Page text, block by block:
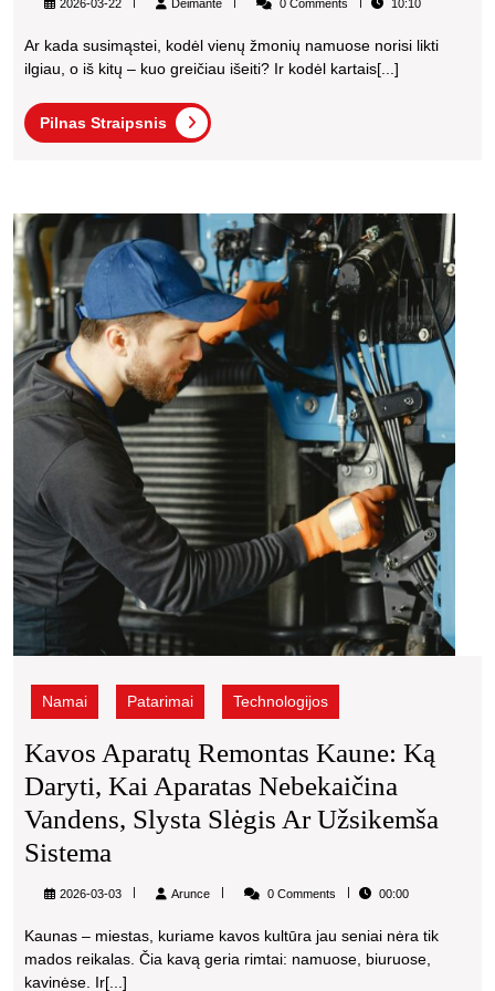
2026-03-22 Deimante 0 Comments 10:10
Ar kada susimąstei, kodėl vienų žmonių namuose norisi likti
ilgiau, o iš kitų – kuo greičiau išeiti? Ir kodėl kartais[...]
Pilnas Straipsnis
Pilnas
Straipsnis
ką
kai
Namai Patarimai Technologijos
Kavos Aparatų Remontas Kaune: Ką
Daryti, Kai Aparatas Nebekaičina
Vandens, Slysta Slėgis Ar Užsikemša
Sistema
Aparatų
Kaune:
Ką
2026-03-03 ArunceArunce 0 Comments 00:00
Kaunas – miestas, kuriame kavos kultūra jau seniai nėra tik
mados reikalas. Čia kavą geria rimtai: namuose, biuruose,
kavinėse. Ir[...]